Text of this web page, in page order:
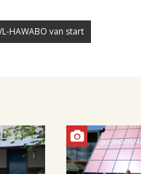
HAWABO van start